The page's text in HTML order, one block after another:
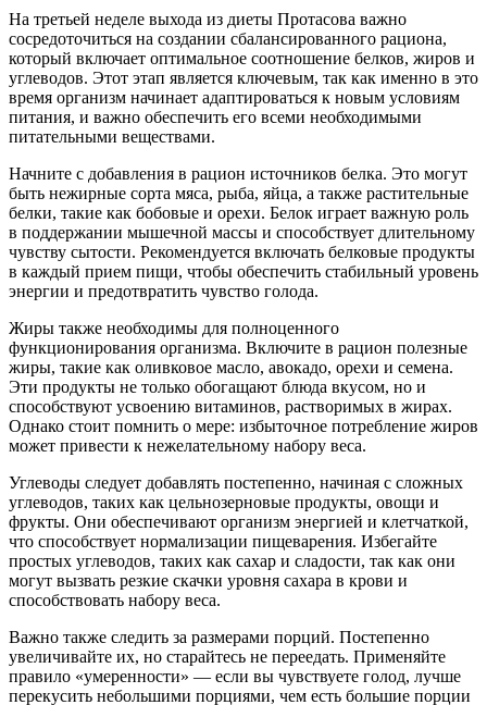
На третьей неделе выхода из диеты Протасова важно
сосредоточиться на создании сбалансированного рациона,
который включает оптимальное соотношение белков, жиров и
углеводов. Этот этап является ключевым, так как именно в это
время организм начинает адаптироваться к новым условиям
питания, и важно обеспечить его всеми необходимыми
питательными веществами.
Начните с добавления в рацион источников белка. Это могут
быть нежирные сорта мяса, рыба, яйца, а также растительные
белки, такие как бобовые и орехи. Белок играет важную роль
в поддержании мышечной массы и способствует длительному
чувству сытости. Рекомендуется включать белковые продукты
в каждый прием пищи, чтобы обеспечить стабильный уровень
энергии и предотвратить чувство голода.
Жиры также необходимы для полноценного
функционирования организма. Включите в рацион полезные
жиры, такие как оливковое масло, авокадо, орехи и семена.
Эти продукты не только обогащают блюда вкусом, но и
способствуют усвоению витаминов, растворимых в жирах.
Однако стоит помнить о мере: избыточное потребление жиров
может привести к нежелательному набору веса.
Углеводы следует добавлять постепенно, начиная с сложных
углеводов, таких как цельнозерновые продукты, овощи и
фрукты. Они обеспечивают организм энергией и клетчаткой,
что способствует нормализации пищеварения. Избегайте
простых углеводов, таких как сахар и сладости, так как они
могут вызвать резкие скачки уровня сахара в крови и
способствовать набору веса.
Важно также следить за размерами порций. Постепенно
увеличивайте их, но старайтесь не переедать. Применяйте
правило «умеренности» — если вы чувствуете голод, лучше
перекусить небольшими порциями, чем есть большие порции